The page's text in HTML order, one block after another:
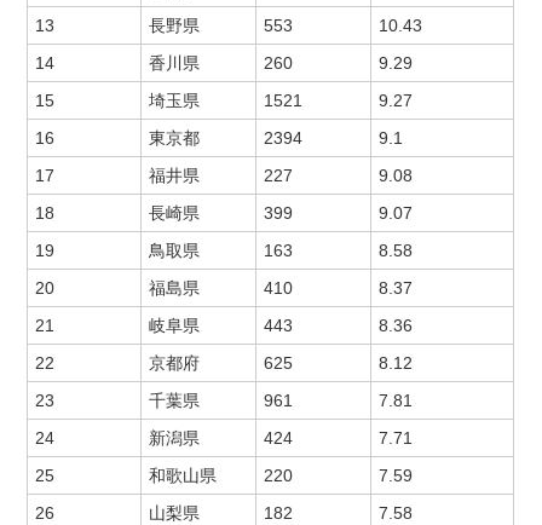
13
長野県 553
10.43
14
香川県 260
9.29
15
埼玉県 1521
9.27
16
東京都 2394
9.1
17
福井県 227
9.08
18
長崎県 399
9.07
19
鳥取県 163
8.58
20
福島県 410
8.37
21
岐阜県 443
8.36
22
京都府 625
8.12
23
千葉県 961
7.81
24
新潟県 424
7.71
25
和歌山県 220
7.59
26
山梨県 182
7.58